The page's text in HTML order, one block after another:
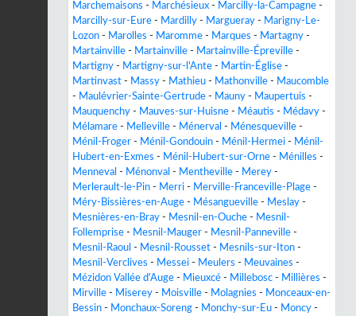
Marchemaisons - Marchésieux - Marcilly-la-Campagne -
Marcilly-sur-Eure - Mardilly - Margueray - Marigny-Le-
Lozon - Marolles - Maromme - Marques - Martagny -
Martainville - Martainville - Martainville-Épreville -
Martigny - Martigny-sur-l'Ante - Martin-Église -
Martinvast - Massy - Mathieu - Mathonville - Maucomble
- Maulévrier-Sainte-Gertrude - Mauny - Maupertuis -
Mauquenchy - Mauves-sur-Huisne - Méautis - Médavy -
Mélamare - Melleville - Ménerval - Ménesqueville -
Ménil-Froger - Ménil-Gondouin - Ménil-Hermei - Ménil-
Hubert-en-Exmes - Ménil-Hubert-sur-Orne - Ménilles -
Menneval - Ménonval - Mentheville - Merey -
Merlerault-le-Pin - Merri - Merville-Franceville-Plage -
Méry-Bissières-en-Auge - Mésangueville - Meslay -
Mesnières-en-Bray - Mesnil-en-Ouche - Mesnil-
Follemprise - Mesnil-Mauger - Mesnil-Panneville -
Mesnil-Raoul - Mesnil-Rousset - Mesnils-sur-Iton -
Mesnil-Verclives - Messei - Meulers - Meuvaines -
Mézidon Vallée d'Auge - Mieuxcé - Millebosc - Millières -
Mirville - Miserey - Moisville - Molagnies - Monceaux-en-
Bessin - Monchaux-Soreng - Monchy-sur-Eu - Moncy -